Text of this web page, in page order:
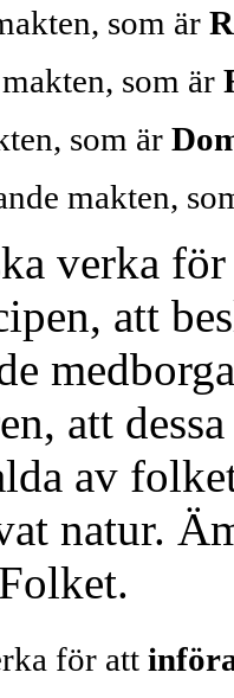
som är
som är
som är
makten,
verka
att
att
av
natur.
för att